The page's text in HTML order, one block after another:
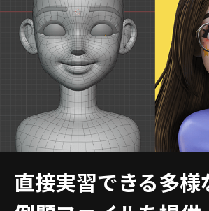
直接実習できる多様